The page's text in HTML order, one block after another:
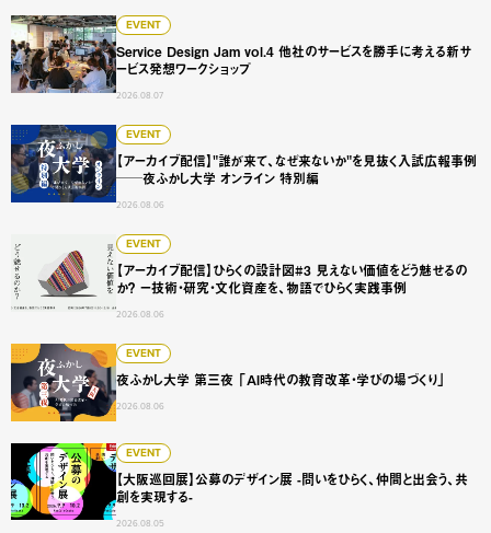
EVENT
Service Design Jam vol.4 他社のサービスを勝手に考える新サ
ービス発想ワークショップ
2026.08.07
Service Design Jam vol.4 他社のサービスを勝手に考える
EVENT
【アーカイブ配信】"誰が来て、なぜ来ないか"を見抜く入試広報事例
──夜ふかし大学 オンライン 特別編
2026.08.06
【アーカイブ配信】"誰が来て、なぜ来ないか"を見抜く入
EVENT
【アーカイブ配信】ひらくの設計図#3 見えない価値をどう魅せるの
か？ ー技術・研究・文化資産を、物語でひらく実践事例
2026.08.06
【アーカイブ配信】ひらくの設計図#3 見えない価値をどう
EVENT
夜ふかし大学 第三夜 「AI時代の教育改革・学びの場づくり」
2026.08.06
夜ふかし大学 第三夜 「AI時代の教育改革・学びの場づくり」
EVENT
【大阪巡回展】公募のデザイン展 -問いをひらく、仲間と出会う、共
創を実現する-
2026.08.05
【大阪巡回展】公募のデザイン展 -問いをひらく、仲間と出